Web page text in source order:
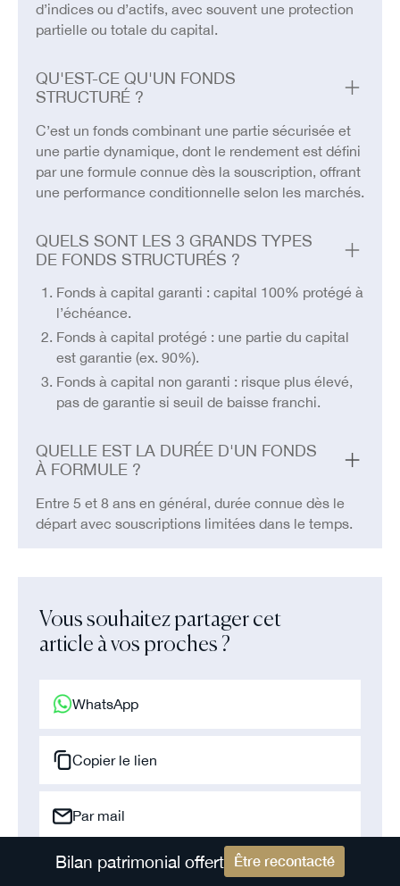
d’indices ou d’actifs, avec souvent une protection
partielle ou totale du capital.
QU'EST-CE QU'UN FONDS
STRUCTURÉ ?
C’est un fonds combinant une partie sécurisée et
une partie dynamique, dont le rendement est défini
par une formule connue dès la souscription, offrant
une performance conditionnelle selon les marchés.
QUELS SONT LES 3 GRANDS TYPES
DE FONDS STRUCTURÉS ?
Fonds à capital garanti : capital 100% protégé à
l’échéance.
Fonds à capital protégé : une partie du capital
est garantie (ex. 90%).
Fonds à capital non garanti : risque plus élevé,
pas de garantie si seuil de baisse franchi.
QUELLE EST LA DURÉE D'UN FONDS
À FORMULE ?
Entre 5 et 8 ans en général, durée connue dès le
départ avec souscriptions limitées dans le temps.
Vous souhaitez partager cet
article à vos proches ?
WhatsApp
Copier le lien
Par mail
Par SMS
Bilan patrimonial offert Être recontacté